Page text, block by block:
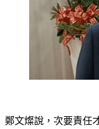
鄭文燦說，次要責任